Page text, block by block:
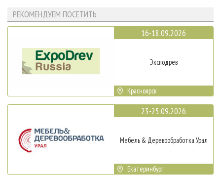
РЕКОМЕНДУЕМ ПОСЕТИТЬ
16-18.09.2026
Эксподрев
Красноярск
23-25.09.2026
Мебель & Деревообработка Урал
Екатеринбург